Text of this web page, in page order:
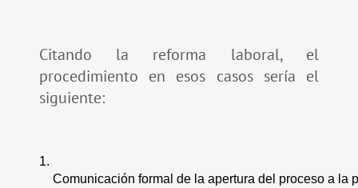
Citando la reforma laboral, el
procedimiento en esos casos sería el
siguiente:
Comunicación formal de la apertura del proceso a la